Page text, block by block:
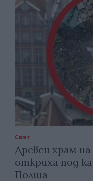
Свят
Древен храм
откриха под
Полша